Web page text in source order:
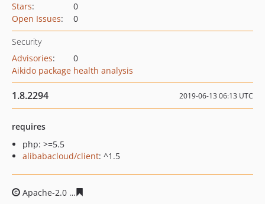
Stars:
0
Open Issues: 0
Security
Advisories:
0
Aikido package health analysis
1.8.2294 2019-06-13 06:13 UTC
requires
php: >=5.5
alibabacloud/client: ^1.5
Apache-2.0